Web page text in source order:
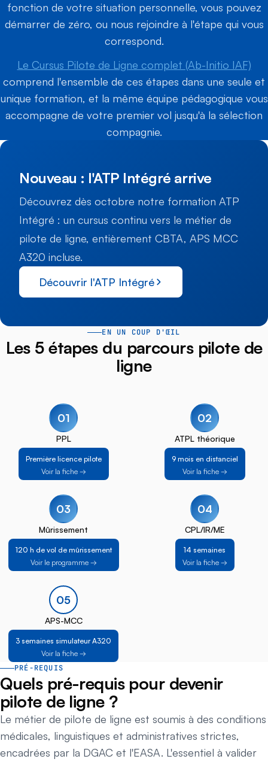
fonction de votre situation personnelle, vous pouvez
démarrer de zéro, ou nous rejoindre à l'étape qui vous
correspond.
Le Cursus Pilote de Ligne complet (Ab-Initio IAF)
comprend l'ensemble de ces étapes dans une seule et
unique formation, et la même équipe pédagogique vous
accompagne de votre premier vol jusqu'à la sélection
compagnie.
Nouveau : l'ATP Intégré arrive
Découvrez dès octobre notre formation ATP
Intégré : un cursus continu vers le métier de
pilote de ligne, entièrement CBTA, APS MCC
A320 incluse.
Découvrir l'ATP Intégré
EN UN COUP D'ŒIL
Les 5 étapes du parcours pilote de
ligne
01
PPL
Première licence pilote
Voir la fiche →
02
ATPL théorique
9 mois en distanciel
Voir la fiche →
03
Mûrissement
120 h de vol de mûrissement
Voir le programme →
04
CPL/IR/ME
14 semaines
Voir la fiche →
05
APS-MCC
3 semaines simulateur A320
Voir la fiche →
PRÉ-REQUIS
Quels pré-requis pour devenir
pilote de ligne ?
Le métier de pilote de ligne est soumis à des conditions
médicales, linguistiques et administratives strictes,
encadrées par la DGAC et l'EASA. L'essentiel à valider